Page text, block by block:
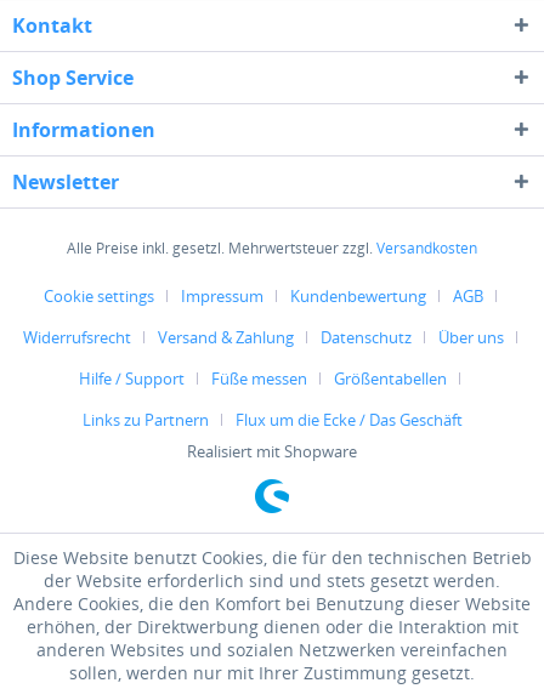
Kontakt
Shop Service
Informationen
Newsletter
Alle Preise inkl. gesetzl. Mehrwertsteuer zzgl.Versandkosten
Cookie settings Impressum Kundenbewertung
AGB
Widerrufsrecht
Versand & Zahlung Datenschutz
Über uns
Hilfe / Support
Füße messen
Größentabellen
Links zu Partnern
Flux um die Ecke / Das Geschäft
Realisiert mit Shopware
Diese Website benutzt Cookies, die für den technischen Betrieb
der Website erforderlich sind und stets gesetzt werden.
Andere Cookies, die den Komfort bei Benutzung dieser Website
erhöhen, der Direktwerbung dienen oder die Interaktion mit
anderen Websites und sozialen Netzwerken vereinfachen
sollen, werden nur mit Ihrer Zustimmung gesetzt.